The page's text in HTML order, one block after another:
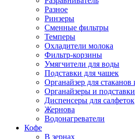
Разное
Ринзеры
Сменные фильтры
Темперы
Охладители молока
Фильтр-корзины
Умягчители для воды
Подставки для чашек
Органайзер для
Органайзеры и
Диспенсеры для салфеток
Жернова
Водонагреватели
Кофе
В зернах